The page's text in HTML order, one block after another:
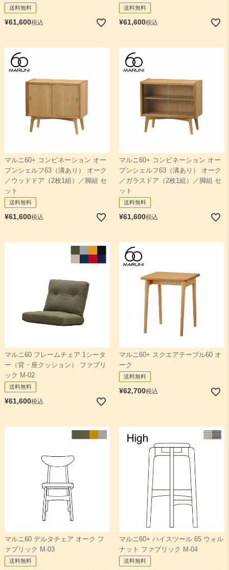
送料無料
¥61,600税込
送料無料
¥61,600税込
マルニ60+ コンビネーション オー
プンシェルフ63（溝あり） オーク
／ウッドドア（2枚1組）／脚組 セ
ット
送料無料
¥61,600税込
マルニ60+ コンビネーション オー
プンシェルフ63（溝あり） オーク
／ガラスドア（2枚1組）／脚組 セ
ット
送料無料
¥61,600税込
マルニ60 フレームチェア 1シータ
ー（背・座クッション） ファブリ
ック M-02
送料無料
¥61,600税込
マルニ60+ スクエアテーブル60 オ
ーク
送料無料
¥62,700税込
マルニ60 デルタチェア オーク フ
ァブリック M-03
送料無料
マルニ60+ ハイスツール 65 ウォル
ナット ファブリック M-04
送料無料